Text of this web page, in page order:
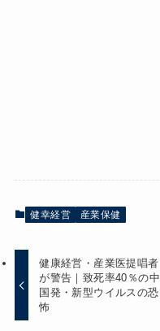
健幸経営 産業保健
健康経営・産業医提唱者
が警告｜致死率40％の中
国発・新型ウイルスの恐
怖